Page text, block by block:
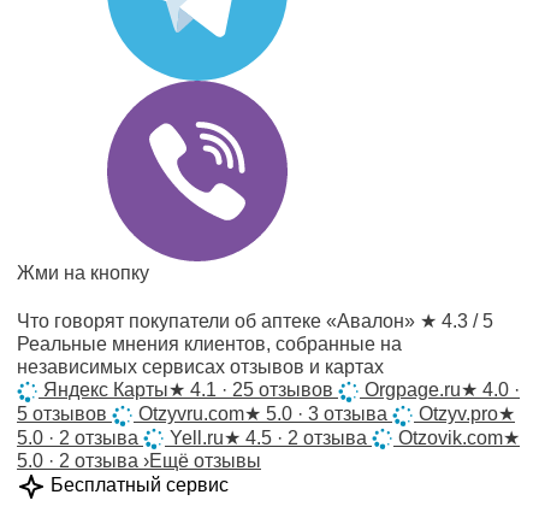
Жми на кнопку
Что говорят покупатели об аптеке «Авалон» ★ 4.3 / 5
Реальные мнения клиентов, собранные на
независимых сервисах отзывов и картах
Яндекс Карты★ 4.1 · 25 отзывов Orgpage.ru★ 4.0 ·
5 отзывов
Otzyvru.com★ 5.0 · 3 отзыва Otzyv.pro★
5.0 · 2 отзыва
Yell.ru★ 4.5 · 2 отзыва Otzovik.com★
5.0 · 2 отзыва ›Ещё отзывы
Бесплатный сервис